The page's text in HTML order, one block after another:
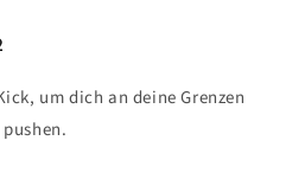
um dich an deine Grenzen